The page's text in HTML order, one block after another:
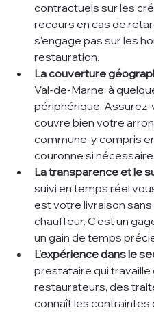
contractuels sur les
recours en cas de
s'engage pas sur les
restauration.
La couverture
Val-de-Marne, à
périphérique.
couvre bien votre
commune, y compris
couronne si nécessaire.
La transparence et le
suivi en temps réel
est votre livraison sans
chauffeur. C'est un
un gain de temps
L'expérience dans le
prestataire qui travaille
restaurateurs, des
connaît les contraintes